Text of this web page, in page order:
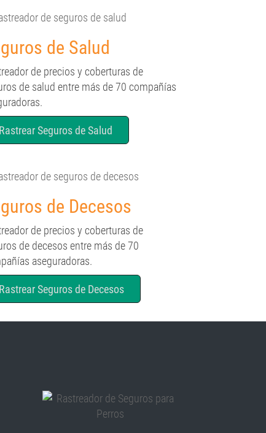
de Salud
de precios y coberturas de
de salud entre más de 70 compañías
Rastrear Seguros de Salud
de Decesos
de precios y coberturas de
de decesos entre más de 70
aseguradoras.
Rastrear Seguros de Decesos